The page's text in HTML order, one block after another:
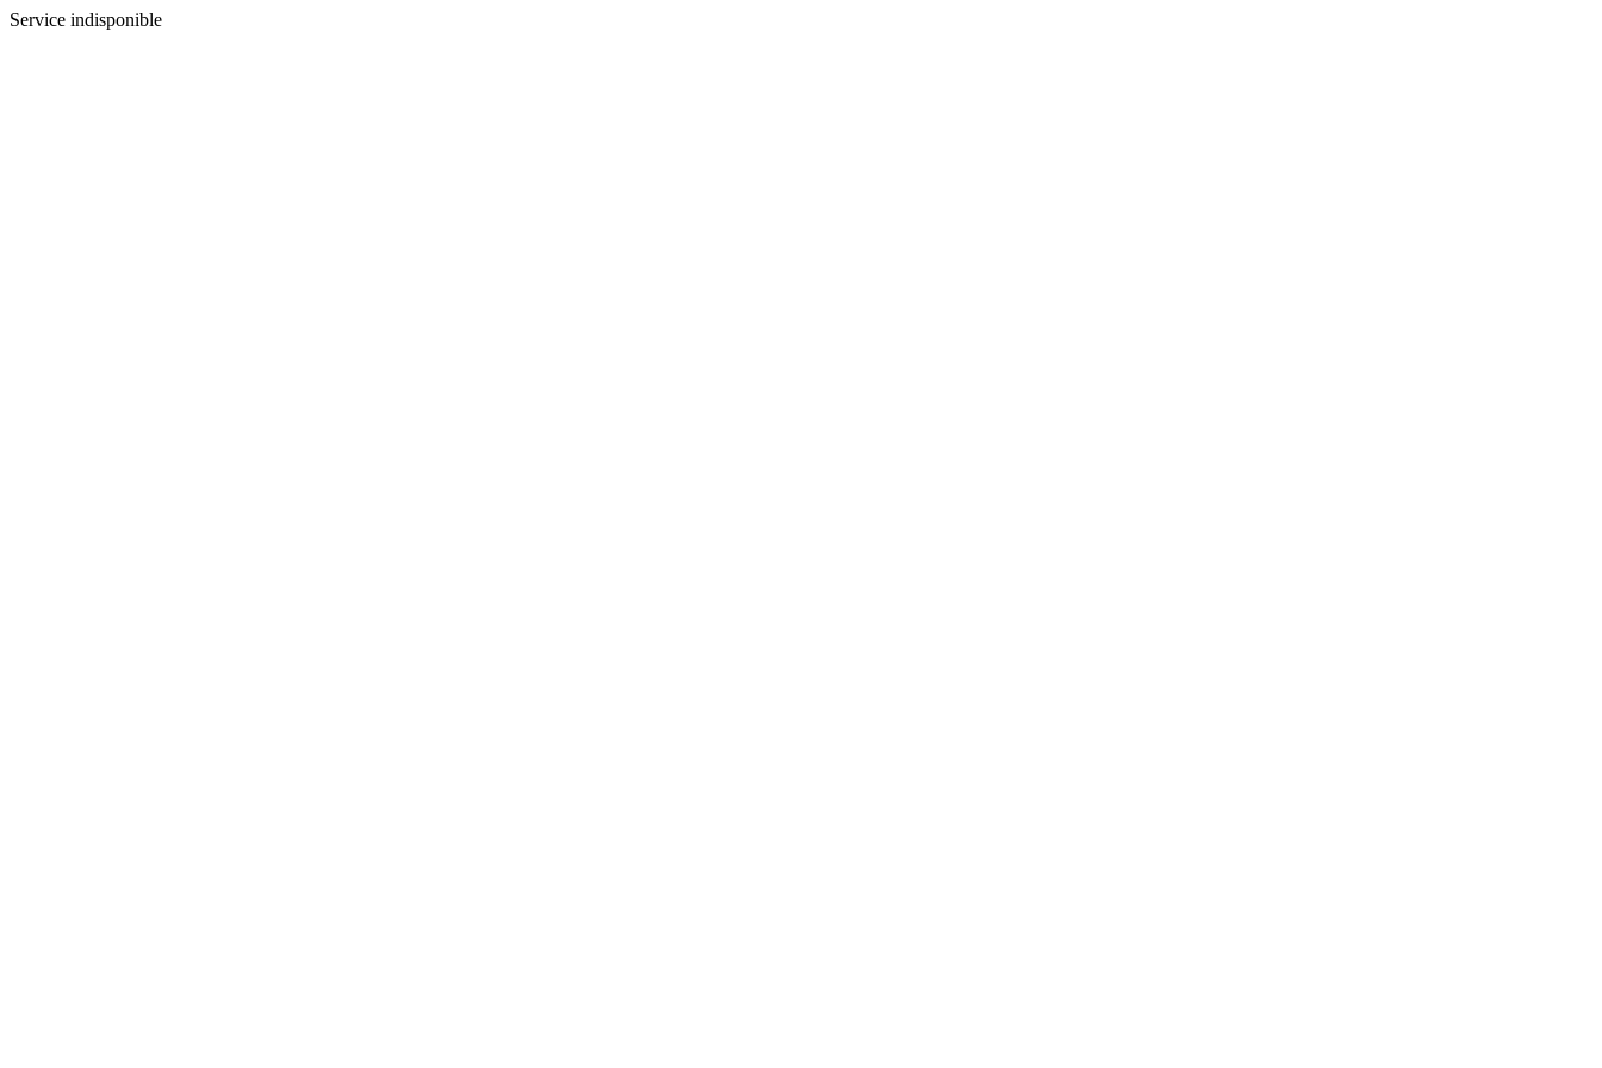
Service indisponible